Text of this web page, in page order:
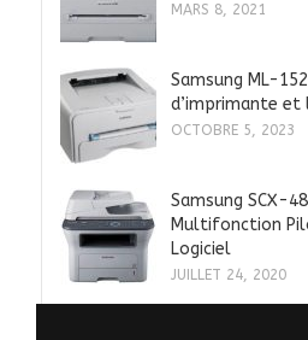
MARS 8, 2021
Samsung ML-
d’imprimante et
OCTOBRE 5, 2023
Samsung SCX-
Multifonction
Logiciel
JUILLET 24, 2020